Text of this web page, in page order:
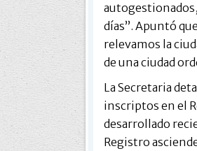
días”. Apuntó
relevamos la
de una ciudad
La Secretaria
inscriptos en el
desarrollado
Registro